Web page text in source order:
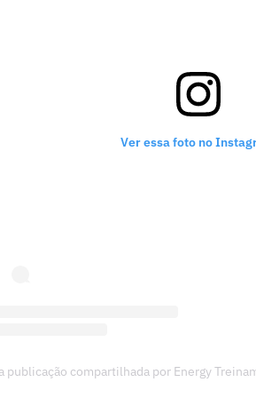
Ver essa foto no
publicação compartilhada por Energy